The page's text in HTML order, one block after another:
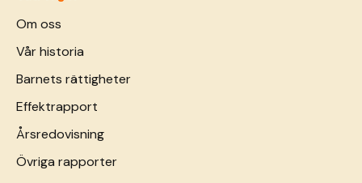
Om oss
Vår historia
Barnets rättigheter
Effektrapport
Årsredovisning
Övriga rapporter